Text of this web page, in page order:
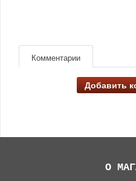
Комментарии
Добавить
О